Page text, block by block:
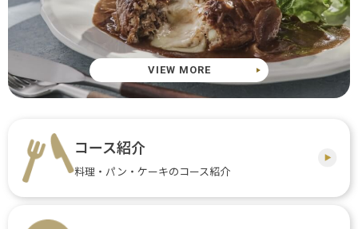
VIEW MORE
コース紹介
料理・パン・ケーキのコース紹介